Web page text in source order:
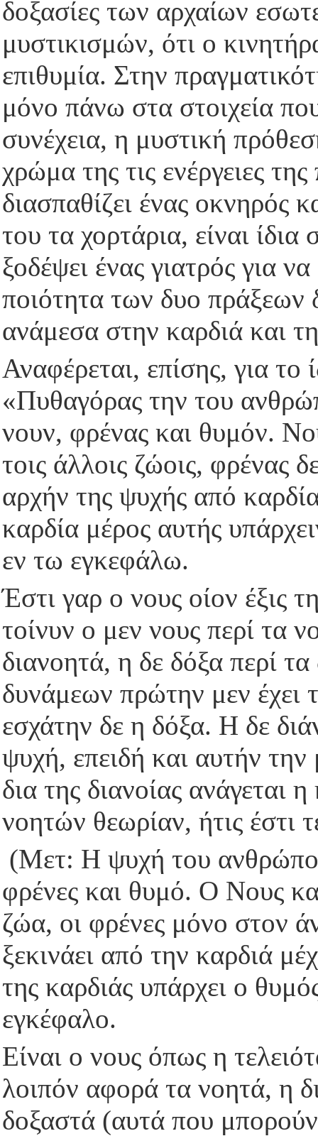
δοξασίες των αρχαίων
μυστικισμών, ότι ο
επιθυμία. Στην
μόνο πάνω στα στοιχεία
συνέχεια, η μυστική
χρώμα της τις ενέργειες
διασπαθίζει ένας οκνηρός
του τα χορτάρια, είναι
ξοδέψει ένας γιατρός για
ποιότητα των δυο πράξεων
ανάμεσα στην καρδιά και
Αναφέρεται, επίσης, για το
«Πυθαγόρας την του
νουν, φρένας και θυμόν.
τοις άλλοις ζώοις, φρένας
αρχήν της ψυχής από
καρδία μέρος αυτής
εν τω εγκεφάλω.
Έστι γαρ ο νους οίον έξις
τοίνυν ο μεν νους περί τα
διανοητά, η δε δόξα περί
δυνάμεων πρώτην μεν έχει
εσχάτην δε η δόξα. Η δε
ψυχή, επειδή και αυτήν την
δια της διανοίας ανάγεται
νοητών θεωρίαν, ήτις έστι
(Μετ: Η ψυχή του ανθρώπου
φρένες και θυμό. Ο Νους
ζώα, οι φρένες μόνο στον
ξεκινάει από την καρδιά
της καρδιάς υπάρχει ο
εγκέφαλο.
Είναι ο νους όπως η
λοιπόν αφορά τα νοητά, η
δοξαστά (αυτά που